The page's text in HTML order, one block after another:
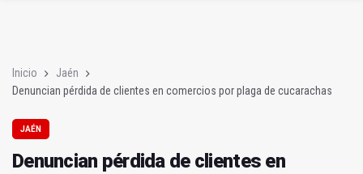
Inicio
Jaén
Denuncian pérdida de clientes en comercios por plaga de cucarachas
JAÉN
Denuncian pérdida de clientes en